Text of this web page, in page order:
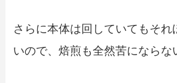
さらに本体は回していてもそれ
いので、焙煎も全然苦にならな